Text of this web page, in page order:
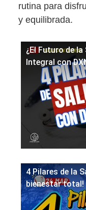
rutina para
y equilibrada.
¿El Futuro de
Integral con
4 Pilares de la
bienestar total!